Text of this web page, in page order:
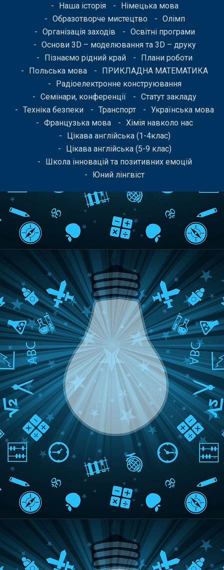
Наша історія
Німецька мова
Образотворче мистецтво
Олімп
Організація заходів
Освітні програми
Основи 3D – моделювання та 3D – друку
Пізнаємо рідний край
Плани роботи
Польська мова
ПРИКЛАДНА МАТЕМАТИКА
Радіоелектронне конструювання
Семінари, конференції
Статут закладу
Техніка безпеки
Транспорт
Українська мова
Французька мова
Хімія навколо нас
Цікава англійська (1-4клас)
Цікава англійська (5-9 клас)
Школа інновацій та позитивних емоцій
Юний лінгвіст